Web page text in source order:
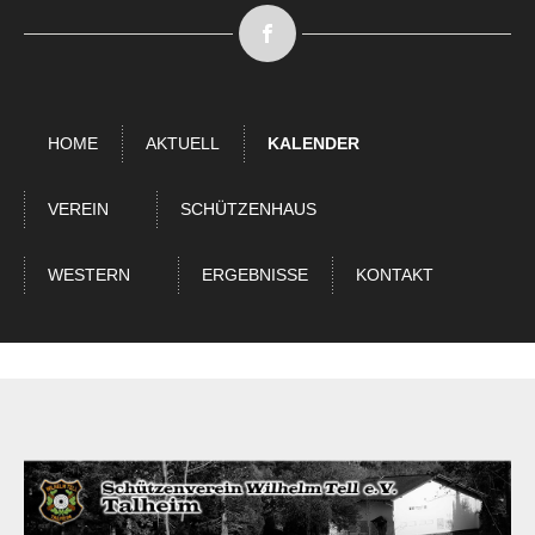
HOME AKTUELL KALENDER
VEREIN SCHÜTZENHAUS
WESTERN ERGEBNISSE KONTAKT